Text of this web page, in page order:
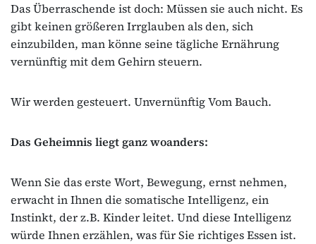
Das Überraschende ist doch: Müssen sie auch nicht. Es
gibt keinen größeren Irrglauben als den, sich
einzubilden, man könne seine tägliche Ernährung
vernünftig mit dem Gehirn steuern.
Wir werden gesteuert. Unvernünftig Vom Bauch.
Das Geheimnis liegt ganz woanders:
Wenn Sie das erste Wort, Bewegung, ernst nehmen,
erwacht in Ihnen die somatische Intelligenz, ein
Instinkt, der z.B. Kinder leitet. Und diese Intelligenz
würde Ihnen erzählen, was für Sie richtiges Essen ist.